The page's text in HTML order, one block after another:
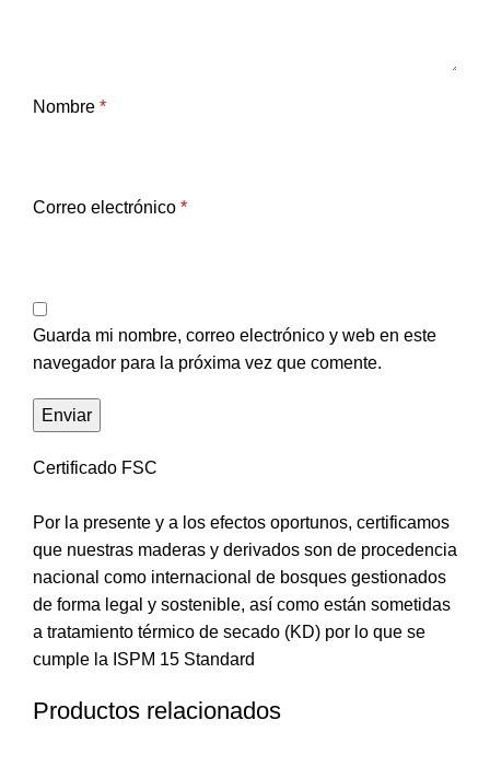
Nombre *
Correo electrónico *
Guarda mi nombre, correo electrónico y web en este
navegador para la próxima vez que comente.
Certificado FSC
Por la presente y a los efectos oportunos, certificamos
que nuestras maderas y derivados son de procedencia
nacional como internacional de bosques gestionados
de forma legal y sostenible, así como están sometidas
a tratamiento térmico de secado (KD) por lo que se
cumple la ISPM 15 Standard
Productos relacionados